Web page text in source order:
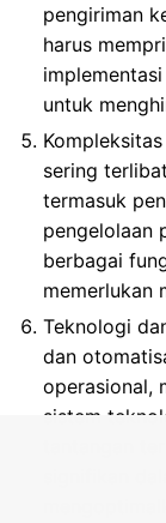
pengiriman
harus
untuk
sering
termasuk
pengelolaan
berbagai
memerlukan
Teknologi
dan
operasional,
sistem